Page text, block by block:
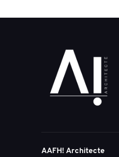
AAFH! Architecte